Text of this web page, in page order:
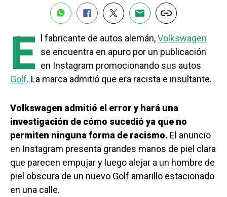
E l fabricante de autos alemán,Volkswagen
se encuentra en apuro por un publicación
en Instagram promocionando sus autos
Golf. La marca admitió que era racista e insultante.
Volkswagen admitió el error y hará una
investigación de cómo sucedió ya que no
permiten ninguna forma de racismo. El anuncio
en Instagram presenta grandes manos de piel clara
que parecen empujar y luego alejar a un hombre de
piel obscura de un nuevo Golf amarillo estacionado
en una calle.